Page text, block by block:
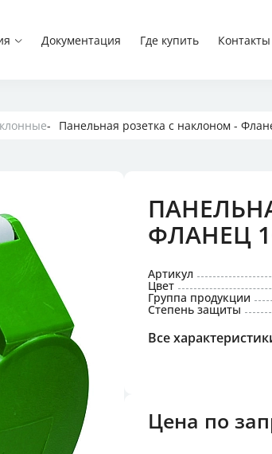
Документация Где купить Контакты
напряжения
защитой,
концертной техники
тока
фаз
и розеток
Вилки CEE
Панельные
Панельная розетка с наклоном -
ФЛАНЕЦ
Артикул
Цвет
Группа продукции
Степень защиты
Все
Цена по